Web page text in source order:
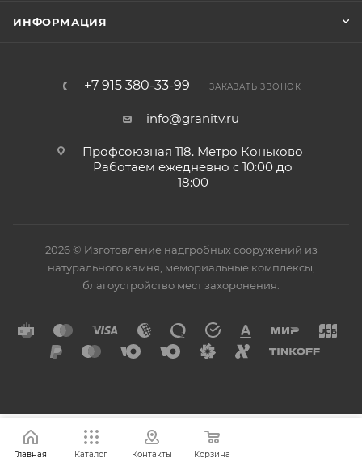
ИНФОРМАЦИЯ
+7 915 380-33-99 ЗАКАЗАТЬ ЗВОНОК
info@granitv.ru
Профсоюзная 118. Метро Коньково
Работаем ежедневно с 10:00 до
18:00
2026 © Изготовление надгробных сооружений из
натурального камня, мемориальные комплексы,
благоустройство мест захоронения.
Главная Каталог Контакты Корзина